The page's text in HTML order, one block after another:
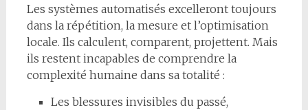
Les systèmes automatisés excelleront toujours
dans la répétition, la mesure et l’optimisation
locale. Ils calculent, comparent, projettent. Mais
ils restent incapables de comprendre la
complexité humaine dans sa totalité :
Les blessures invisibles du passé,